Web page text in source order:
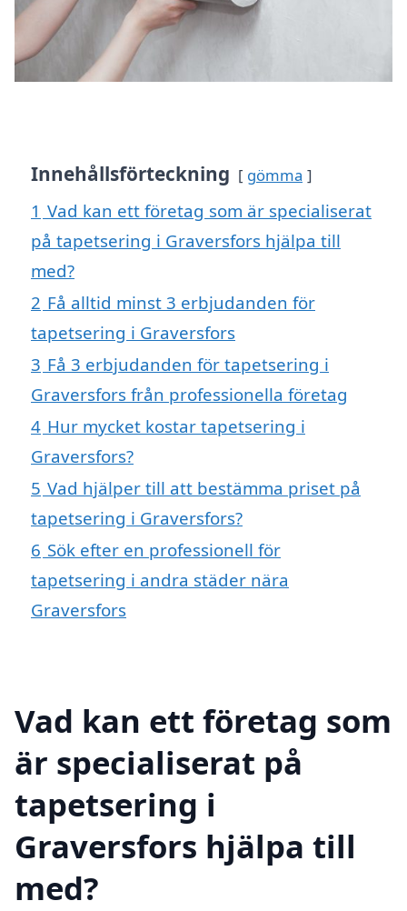
Innehållsförteckning gömma
1 Vad kan ett företag som är specialiserat
på tapetsering i Graversfors hjälpa till
med?
2 Få alltid minst 3 erbjudanden för
tapetsering i Graversfors
3 Få 3 erbjudanden för tapetsering i
Graversfors från professionella företag
4 Hur mycket kostar tapetsering i
Graversfors?
5 Vad hjälper till att bestämma priset på
tapetsering i Graversfors?
6 Sök efter en professionell för
tapetsering i andra städer nära
Graversfors
Vad kan ett företag som
är specialiserat på
tapetsering i
Graversfors hjälpa till
med?